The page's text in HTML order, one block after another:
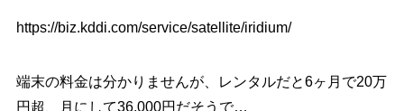
https://biz.kddi.com/service/satellite/iridium/
端末の料金は分かりませんが、レンタルだと6ヶ月で20万
円超、月にして36,000円だそうで…